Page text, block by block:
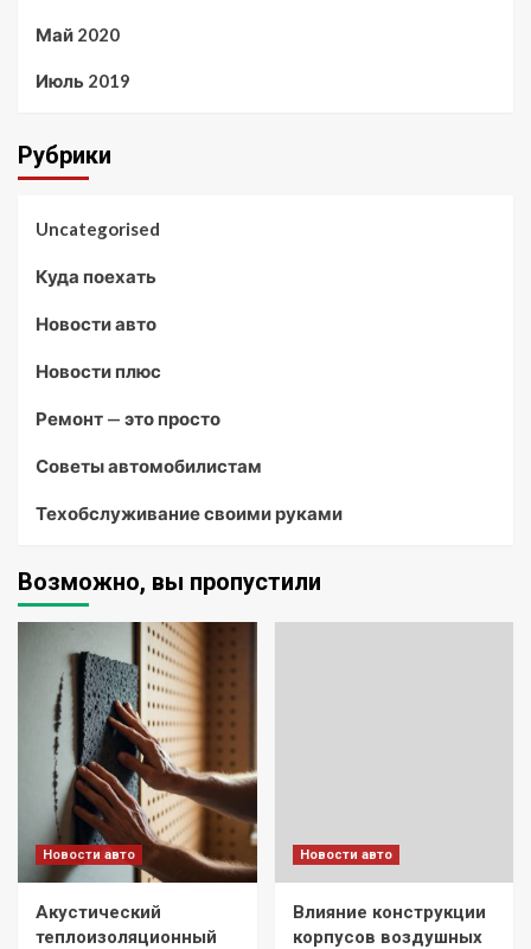
Май 2020
Июль 2019
Рубрики
Uncategorised
Куда поехать
Новости авто
Новости плюс
Ремонт — это просто
Советы автомобилистам
Техобслуживание своими руками
Возможно, вы пропустили
Новости авто
Акустический
теплоизоляционный
Новости авто
Влияние конструкции
корпусов воздушных